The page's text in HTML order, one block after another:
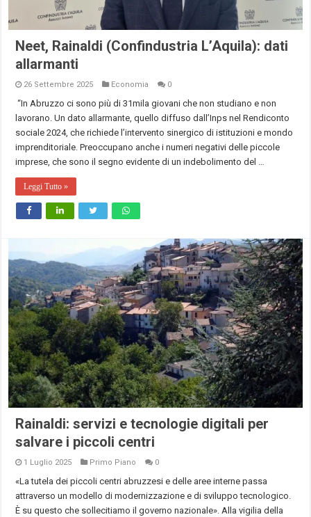
Neet, Rainaldi (Confindustria L’Aquila): dati
allarmanti
26 Settembre 2025 Economia 0
“In Abruzzo ci sono più di 31mila giovani che non studiano e non
lavorano. Un dato allarmante, quello diffuso dall’Inps nel Rendiconto
sociale 2024, che richiede l’intervento sinergico di istituzioni e mondo
imprenditoriale. Preoccupano anche i numeri negativi delle piccole
imprese, che sono il segno evidente di un indebolimento del …
Leggi Tutto »
Rainaldi: servizi e tecnologie digitali per
salvare i piccoli centri
1 Luglio 2025 Primo Piano 0
«La tutela dei piccoli centri abruzzesi e delle aree interne passa
attraverso un modello di modernizzazione e di sviluppo tecnologico.
È su questo che sollecitiamo il governo nazionale». Alla vigilia della